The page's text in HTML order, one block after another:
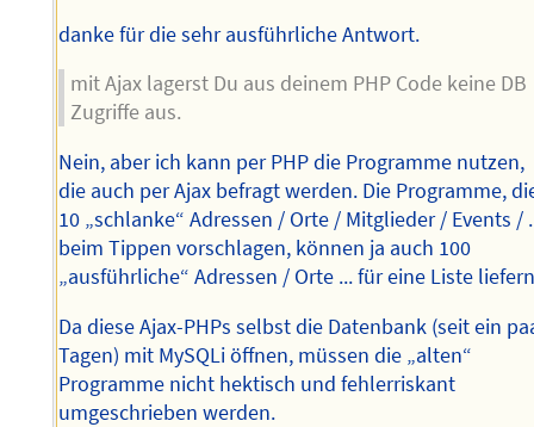
danke für die sehr ausführliche Antwort.
mit Ajax lagerst Du aus deinem PHP Code keine DB
Zugriffe aus.
Nein, aber ich kann per PHP die Programme nutzen,
die auch per Ajax befragt werden. Die Programme,
10 „schlanke“ Adressen / Orte / Mitglieder / Events /
beim Tippen vorschlagen, können ja auch 100
„ausführliche“ Adressen / Orte ... für eine Liste
Da diese Ajax-PHPs selbst die Datenbank (seit ein
Tagen) mit MySQLi öffnen, müssen die „alten“
Programme nicht hektisch und fehlerriskant
umgeschrieben werden.